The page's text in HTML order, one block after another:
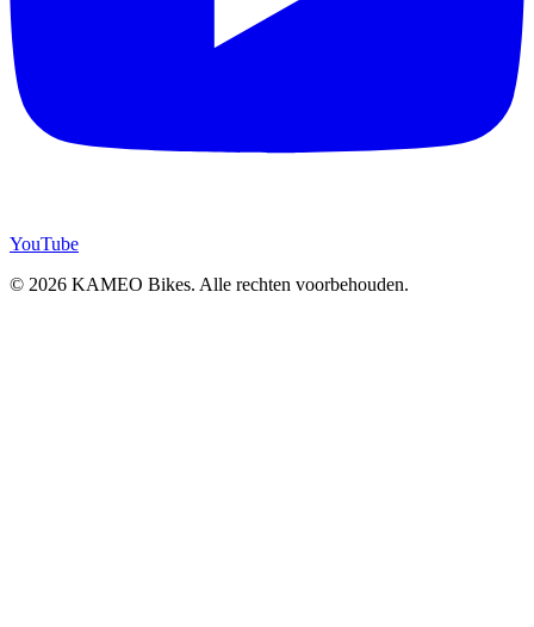
YouTube
© 2026 KAMEO Bikes. Alle rechten voorbehouden.